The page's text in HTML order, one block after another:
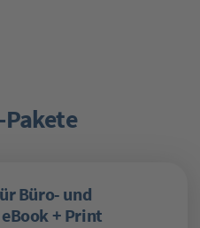
Büro- und
+ Print